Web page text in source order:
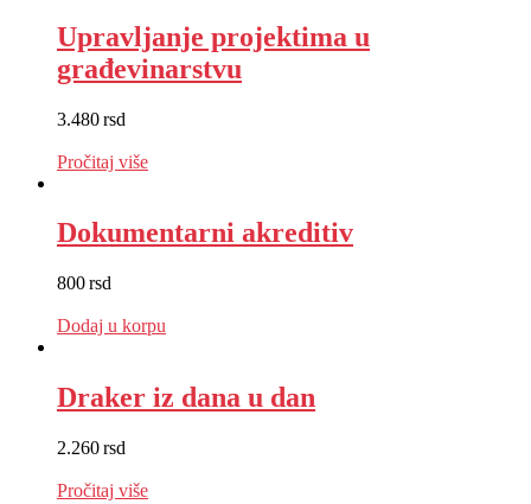
Upravljanje projektima u
građevinarstvu
3.480rsd
Pročitaj više
Dokumentarni akreditiv
800rsd
Dodaj u korpu
Draker iz dana u dan
2.260rsd
Pročitaj više